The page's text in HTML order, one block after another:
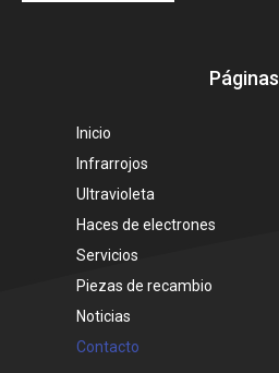
Páginas
Inicio
Infrarrojos
Ultravioleta
Haces de electrones
Servicios
Piezas de recambio
Noticias
Contacto